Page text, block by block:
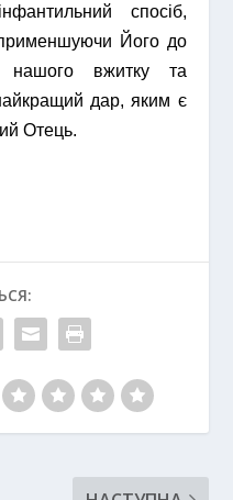
спосіб,
Його до
нашого вжитку та
дар, яким є
Отець.